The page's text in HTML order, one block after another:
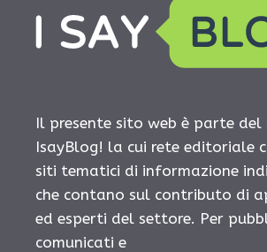
Il presente sito web è parte del
IsayBlog! la cui rete editoriale
siti tematici di informazione
che contano sul contributo di
ed esperti del settore. Per
comunicati e